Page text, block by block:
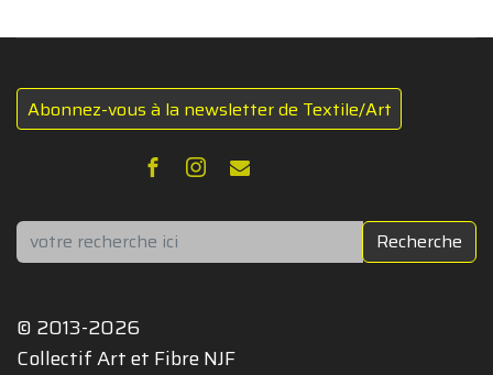
Abonnez-vous à la newsletter de Textile/Art
Rechercher Recherche
© 2013-2026
Collectif Art et Fibre NJF